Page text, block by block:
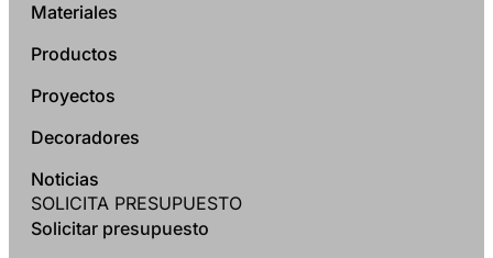
Materiales
Productos
Proyectos
Decoradores
Noticias
SOLICITA PRESUPUESTO
Solicitar presupuesto